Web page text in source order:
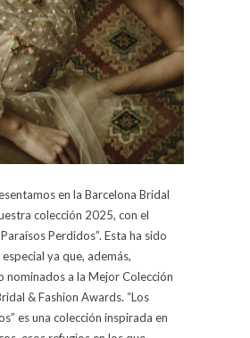
en la Barcelona Bridal
colección 2025, con el
Perdidos”. Esta ha sido
ya que, además,
nominados a la Mejor Colección
& Fashion Awards. “Los
es una colección inspirada en